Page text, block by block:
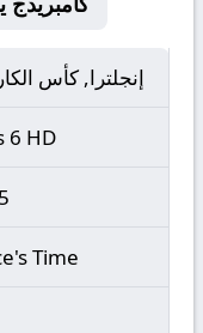
إنجلترا, كأس
6 HD
Time